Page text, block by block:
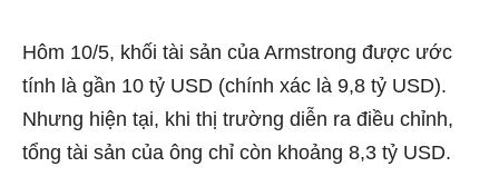
Hôm 10/5, khối tài sản của Armstrong được ước
tính là gần 10 tỷ USD (chính xác là 9,8 tỷ USD).
Nhưng hiện tại, khi thị trường diễn ra điều chỉnh,
tổng tài sản của ông chỉ còn khoảng 8,3 tỷ USD.